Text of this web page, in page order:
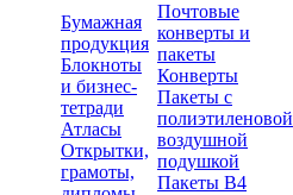
Бумажная
продукция
Блокноты
и бизнес-
тетради
Атласы
Открытки,
грамоты,
Почтовые
конверты и
пакеты
Конверты
Пакеты с
полиэтиленовой
воздушной
подушкой
Пакеты В4